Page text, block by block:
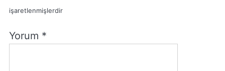
işaretlenmişlerdir
Yorum *